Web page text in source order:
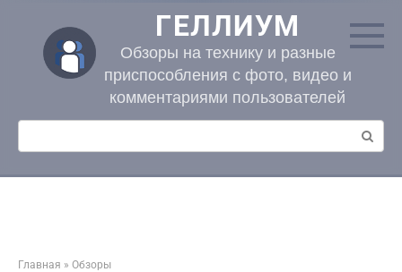
контенту
ГЕЛЛИУМ
Обзоры на технику и разные
приспособления с фото, видео и
комментариями пользователей
Поиск:
Главная » Обзоры